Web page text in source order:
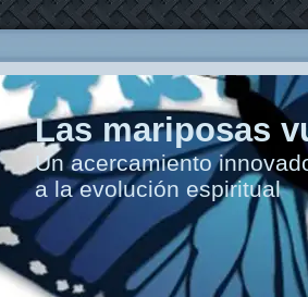
Las mariposas
Un acercamiento
a la evolución espiritual